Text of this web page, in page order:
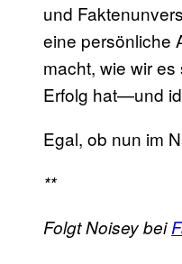
und
eine persönliche
macht, wie wir
Erfolg hat—und
Egal, ob nun im
**
Folgt Noisey bei